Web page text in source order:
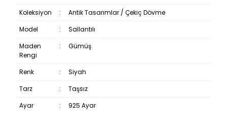
Koleksiyon :
Antik Tasarımlar / Çekiç Dövme
Model
:
Sallantılı
Maden
Rengi
: Gümüş
Renk :
Siyah
Tarz
:
Taşsız
Ayar
: 925 Ayar